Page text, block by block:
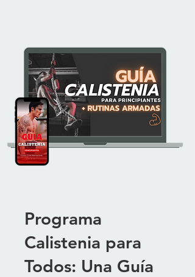
Programa
Calistenia para
Todos: Una Guía